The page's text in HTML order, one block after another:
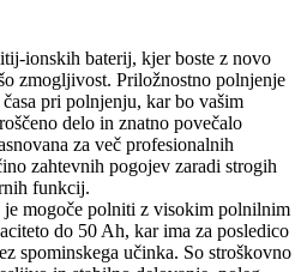
ionskih baterij, kjer boste z novo
zmogljivost. Priložnostno polnjenje
pri polnjenju, kar bo vašim
delo in znatno povečalo
za več profesionalnih
zahtevnih pogojev zaradi strogih
funkcij.
mogoče polniti z visokim polnilnim
do 50 Ah, kar ima za posledico
spominskega učinka. So stroškovno